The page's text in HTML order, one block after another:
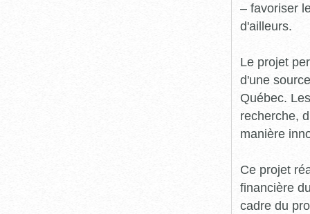
– favoriser
d'ailleurs.
Le projet
d'une
Québec.
recherche,
manière
Ce projet
financière
cadre du